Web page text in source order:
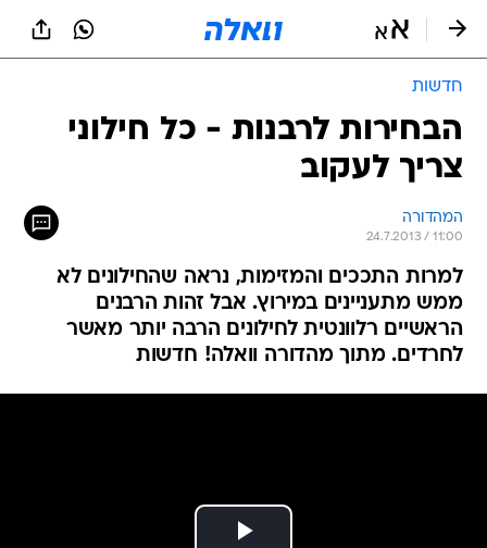
חדשות
הבחירות לרבנות - כל חילוני
צריך לעקוב
המהדורה
24.7.2013 / 11:00
למרות התככים והמזימות, נראה שהחילונים לא
ממש מתעניינים במירוץ. אבל זהות הרבנים
הראשיים רלוונטית לחילונים הרבה יותר מאשר
לחרדים. מתוך מהדורה וואלה! חדשות